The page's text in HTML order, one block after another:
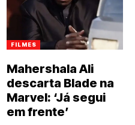
FILMES
Mahershala Ali
descarta Blade na
Marvel: ‘Já segui
em frente’